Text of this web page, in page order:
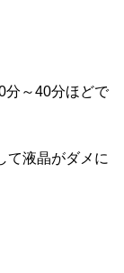
分～40分ほどで
て液晶がダメに